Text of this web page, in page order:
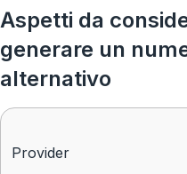
Aspetti da
generare un
alternativo
Provider